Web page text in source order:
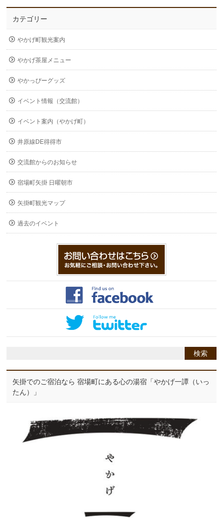
カテゴリー
やかげ町観光案内
やかげ茶屋メニュー
やかっぴーグッズ
イベント情報（交流館）
イベント案内（やかげ町）
井原線DE得得市
交流館からのお知らせ
宿場町矢掛 日曜朝市
矢掛町観光マップ
過去のイベント
矢掛でのご宿泊なら 宿場町にある心の湯宿「やかげ一譚（いっ
たん）」